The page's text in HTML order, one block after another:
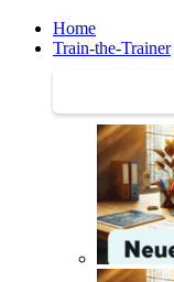
Home
Train-the-Trainer